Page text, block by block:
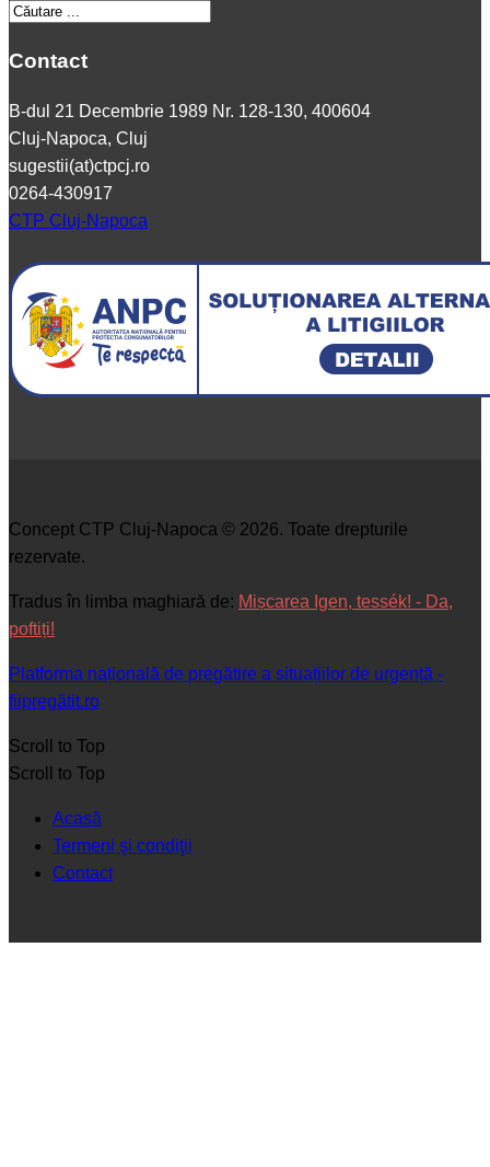
Contact
B-dul 21 Decembrie 1989 Nr. 128-130, 400604
Cluj-Napoca, Cluj
sugestii(at)ctpcj.ro
0264-430917
CTP Cluj-Napoca
Concept CTP Cluj-Napoca © 2026. Toate drepturile
rezervate.
Tradus în limba maghiară de: Mișcarea Igen, tessék! - Da,
poftiți!
Platforma națională de pregătire a situațiilor de urgență -
fiipregătit.ro
Scroll to Top
Scroll to Top
Acasă
Termeni şi condiţii
Contact